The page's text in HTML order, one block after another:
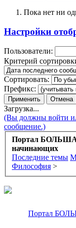
Пока нет ни
Настройки
Пользователи:
Критерий
Сортировать:
Префикс:
Загрузка...
(Вы должны войти
сообщение.)
Портал
начинающих
Последние темы
Философия >